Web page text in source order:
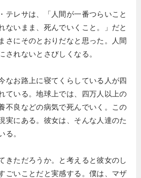
テレサは、「人間が一番つらいこと
ないまま、死んでいくこと。」だと
さにそのとおりだなと思った。人間
されないとさびしくなる。
なお路上に寝てくらしている人が四
ている。地球上では、四万人以上の
不良などの病気で死んでいく。この
実にある。彼女は、そんな人達のた
る。
きただろうか。と考えると彼女のし
ごいことだと実感する。僕は、マザ